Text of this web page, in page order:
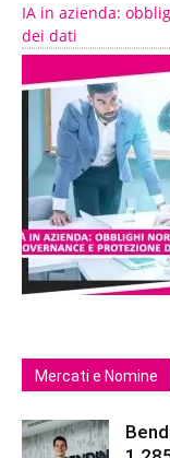
IA in azienda:
dei dati
Mercati e Nomine